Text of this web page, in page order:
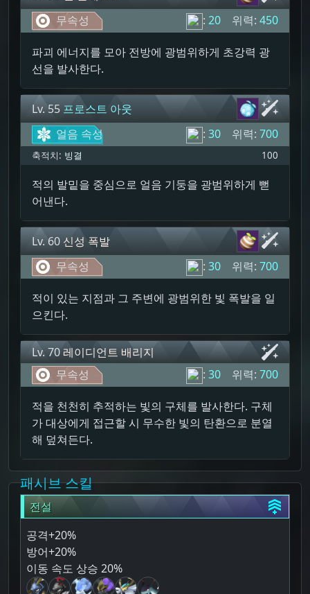
무속성
: 20 위력: 450
파괴 에너지를 모아 전방에 광범위하게 초강력 광
선을 발사한다.
Lv. 55 프로스트 아웃
얼음 속성
: 30 위력: 700
축적치: 빙결 100
적의 발밑을 중심으로 얼음 기둥을 광범위하게 뻗
어낸다.
Lv. 60 신성 폭발
무속성
: 30 위력: 700
적이 있는 지점과 그 주변에 광범위한 빛 폭발을 일
으킨다.
Lv. 70레이디언트 배리지
무속성
: 30 위력: 700
적을 천천히 추적하는 빛의 구체를 발사한다. 구체
가 대상에게 접근할 시 무수한 빛의 탄환으로 분열
해 덮쳐든다.
패시브 스킬
전설
공격+20%
방어+20%
이동 속도 상승 20%